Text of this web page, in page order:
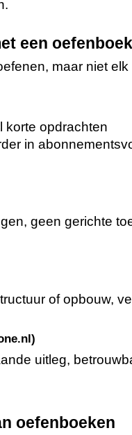
een oefenboek
maar niet
korte opdrachten
in
geen gerichte
of opbouw,
uitleg,
oefenboeken